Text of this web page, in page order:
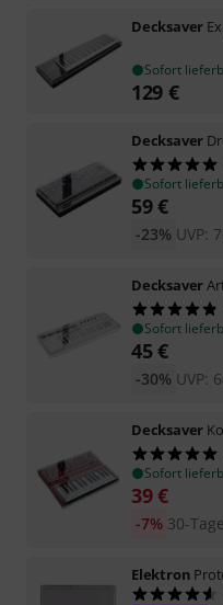
Decksaver
Sofort
129 €
Decksaver
Sofort
59€
UVP:
-23%
Decksaver
Sofort
45€
UVP:
-30%
Decksaver
Sofort
39€
30-
-7%
Elektron